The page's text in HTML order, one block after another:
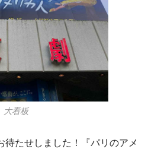
大看板
待たせしました！『パリのアメ